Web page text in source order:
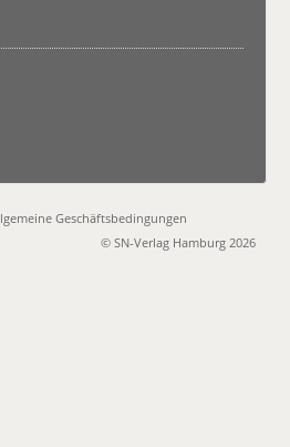
Geschäftsbedingungen
© SN-Verlag Hamburg 2026